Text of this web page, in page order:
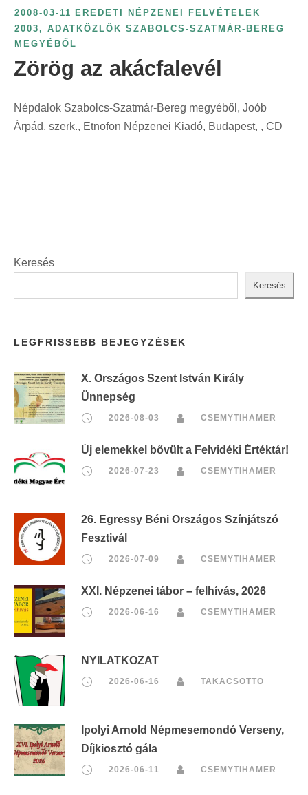
e
g
r
a
s
:
v
s
z
á
z
l
á
:
2008-03-11 EREDETI NÉPZENEI FELVÉTELEK
2003 , ADATKÖZLŐK SZABOLCS-SZATMÁR-BEREG
MEGYÉBŐL
Zörög az akácfalevél
Népdalok Szabolcs-Szatmár-Bereg megyéből, Joób
Árpád, szerk., Etnofon Népzenei Kiadó, Budapest, , CD
Keresés
Keresés
LEGFRISSEBB BEJEGYZÉSEK
X. Országos Szent István Király
Ünnepség
2026-08-03 CSEMYTIHAMER
Új elemekkel bővült a Felvidéki Értéktár!
2026-07-23 CSEMYTIHAMER
26. Egressy Béni Országos Színjátszó
Fesztivál
2026-07-09 CSEMYTIHAMER
XXI. Népzenei tábor – felhívás, 2026
2026-06-16 CSEMYTIHAMER
NYILATKOZAT
2026-06-16 TAKACSOTTO
Ipolyi Arnold Népmesemondó Verseny,
Díjkiosztó gála
2026-06-11 CSEMYTIHAMER